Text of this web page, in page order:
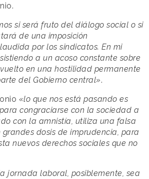
si será fruto del diálogo social o si
de una imposición
por los sindicatos. En mi
a un acoso constante sobre
en una hostilidad permanente
del Gobierno central».
«lo que nos está pasando es
congraciarse con la sociedad a
con la amnistía, utiliza una falsa
grandes dosis de imprudencia, para
nuevos derechos sociales que no
jornada laboral, posiblemente, sea